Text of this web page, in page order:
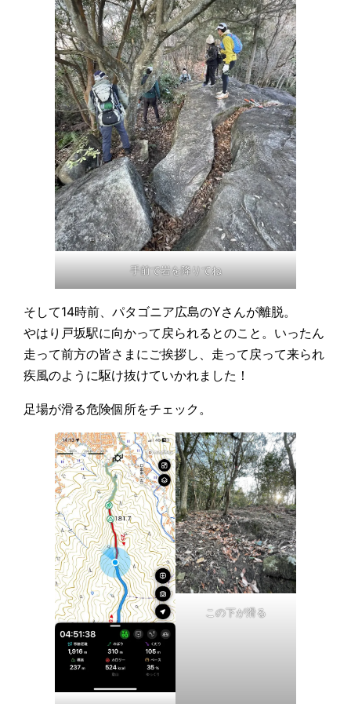
手前で岩を降りてね
そして14時前、パタゴニア広島のYさんが離脱。
やはり戸坂駅に向かって戻られるとのこと。いったん
走って前方の皆さまにご挨拶し、走って戻って来られ
疾風のように駆け抜けていかれました！
足場が滑る危険個所をチェック。
この下が滑る